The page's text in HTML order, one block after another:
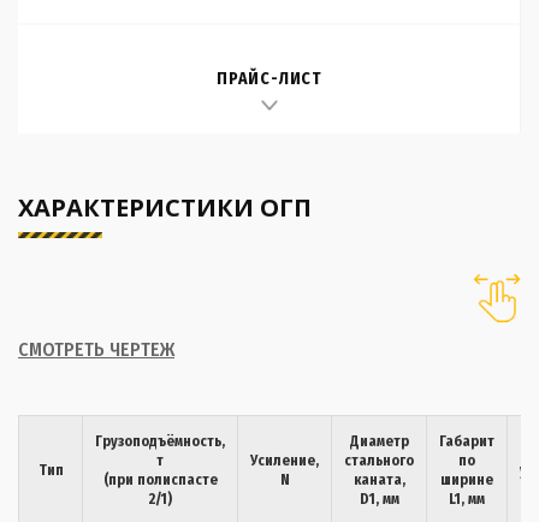
ПРАЙС-ЛИСТ
ХАРАКТЕРИСТИКИ ОГП
СМОТРЕТЬ ЧЕРТЕЖ
Тип
Грузоподъёмность,
т
(при полиспасте
2/1)
Усиление,
N
Диаметр
стального
каната,
D1, мм
Габарит
по
ширине
L1, мм